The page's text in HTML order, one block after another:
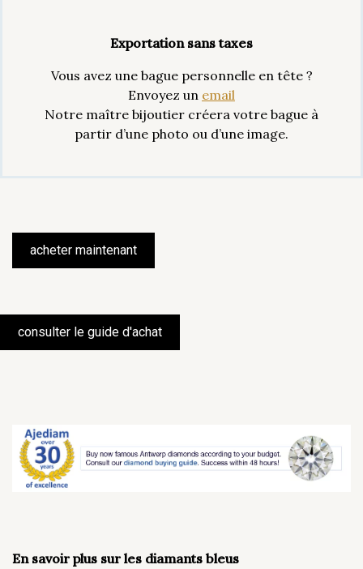
Exportation sans taxes
Vous avez une bague personnelle en tête ?
Envoyez un email
Notre maître bijoutier créera votre bague à
partir d’une photo ou d’une image.
acheter maintenant
consulter le guide d'achat
En savoir plus sur les diamants bleus